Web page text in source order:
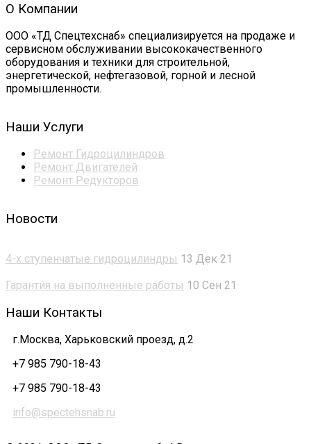
О Компании
ООО «ТД Спецтехснаб» специализируется на продаже и
сервисном обслуживании высококачественного
оборудования и техники для строительной,
энергетической, нефтегазовой, горной и лесной
промышленности.
Наши Услуги
Ремонт Гидроцилиндров
Ремонт Двигателей
Ремонт Редукторов
Новости
4-х ступенчатые гидроцилиндры 13 Дек 21
Гарантия на выполненные работы 10 Сен 21
Наши Контакты
г.Москва, Харьковский проезд, д.2
+7 985 790-18-43
+7 985 790-18-43
info@spectehsnab.ru